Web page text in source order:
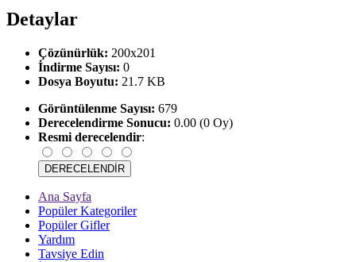
Detaylar
Çözünürlük: 200x201
İndirme Sayısı: 0
Dosya Boyutu: 21.7 KB
Görüntülenme Sayısı: 679
Derecelendirme Sonucu: 0.00 (0 Oy)
Resmi derecelendir:
Ana Sayfa
Popüler Kategoriler
Popüler Gifler
Yardım
Tavsiye Edin